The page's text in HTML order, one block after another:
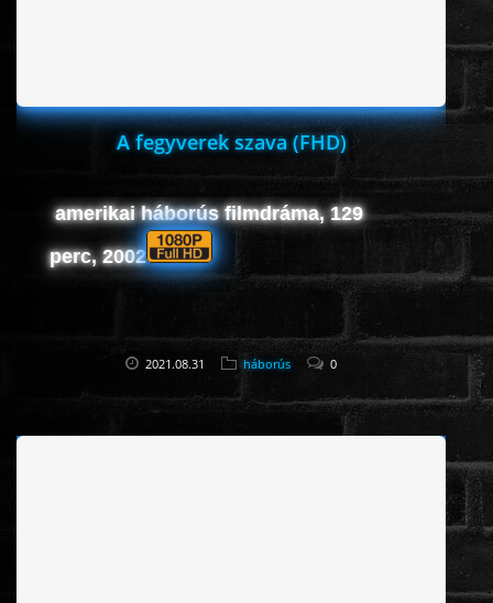
KATASZTRÓFA
CSALÁDI
WESTERN
DOKUMENTUMFILMEK
A fegyverek szava (FHD)
amerikai háborús filmdráma, 129
perc, 2002
2021.08.31 háborús 0